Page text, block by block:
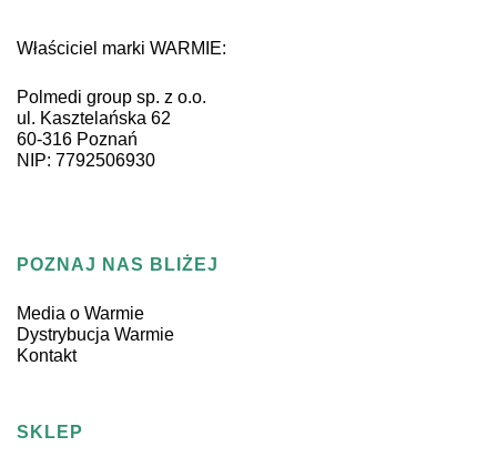
Właściciel marki WARMIE:
Polmedi group sp. z o.o.
ul. Kasztelańska 62
60-316 Poznań
NIP: 7792506930
POZNAJ NAS BLIŻEJ
Media o Warmie
Dystrybucja Warmie
Kontakt
SKLEP